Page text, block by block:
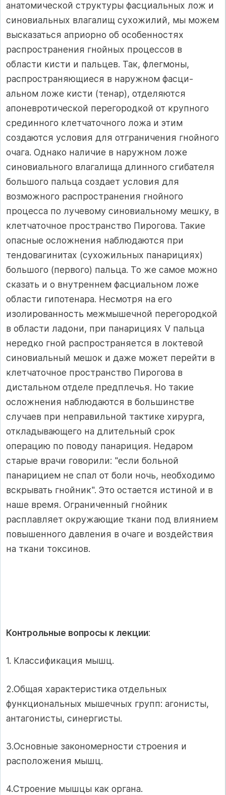
анатомической структуры фасци­альных лож и
синовиальных влагалищ сухожилий, мы можем
высказаться ап­риорно об особенностях
распространения гнойных процессов в
области кисти и пальцев. Так, флегмоны,
распространяющиеся в наружном фасци­
альном ложе кисти (тенар), отделяются
апоневротической перегородкой от крупного
срединного клетчаточного ложа и этим
создаются условия для отграничения гнойного
очага. Однако наличие в наружном ложе
синовиаль­ного влагалища длинного сгибателя
большого пальца создает условия для
возможного распространения гнойного
процесса по лучевому синовиальному мешку, в
клетчаточное пространство Пирогова. Такие
опасные осложнения наблюдаются при
тендовагинитах (сухожильных панарициях)
большого (первого) пальца. То же самое можно
сказать и о внутреннем фасциальном ложе
области гипотенара. Несмотря на его
изолированность межмышечной перегородкой
в области ладони, при панарициях V пальца
нередко гной распространяется в локтевой
синовиальный мешок и даже может перейти в
клетчаточное пространство Пирогова в
дистальном отделе предплечья. Но такие
осложнения наблюдаются в большинстве
случаев при неправильной тактике хирурга,
откладывающего на длительный срок
операцию по поводу панариция. Недаром
старые врачи говорили: "если больной
панарицием не спал от боли ночь, необходимо
вскрывать гнойник". Это остается ис­тиной и в
наше время. Ограниченный гнойник
расплавляет окружающие тка­ни под влиянием
повышенного давления в очаге и воздействия
на ткани токсинов.
Контрольные вопросы к лекции:
1. Классификация мышц.
2.Общая характеристика отдельных
функциональных мышечных групп: агонисты,
антагонисты, синергисты.
3.Основные закономерности строения и
расположения мышц.
4.Строение мышцы как органа.